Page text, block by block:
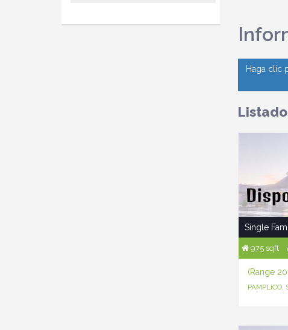
Haga clic
Single
975 sqft
(Range
PAMPLICO,